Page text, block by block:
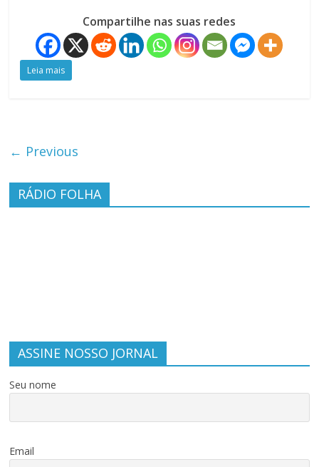
Compartilhe nas suas redes
Leia mais
← Previous
RÁDIO FOLHA
ASSINE NOSSO JORNAL
Seu nome
Email